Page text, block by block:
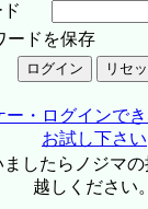
ードを保存
ー・ログインで
お試し下さい
したらノジマ
越しください。